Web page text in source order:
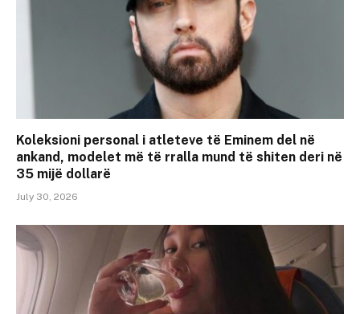
Koleksioni personal i atleteve të Eminem del në
ankand, modelet më të rralla mund të shiten deri në
35 mijë dollarë
July 30, 2026